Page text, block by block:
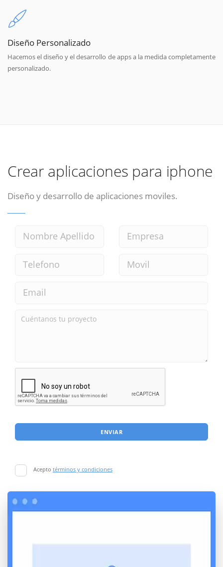
Diseño Personalizado
Hacemos el diseño y el desarrollo de apps a la medida completamente
personalizado.
Crear aplicaciones para iphone
Diseño y desarrollo de aplicaciones moviles.
ENVIAR
Acepto términos y condiciones